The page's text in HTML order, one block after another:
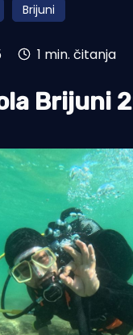
Brijuni
1 min. čitanja
Brijuni